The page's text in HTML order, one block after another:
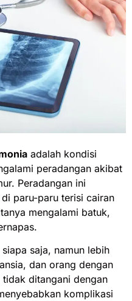
adalah kondisi
peradangan akibat
Peradangan ini
paru-paru terisi cairan
mengalami batuk,
saja, namun lebih
dan orang dengan
tidak ditangani dengan
komplikasi